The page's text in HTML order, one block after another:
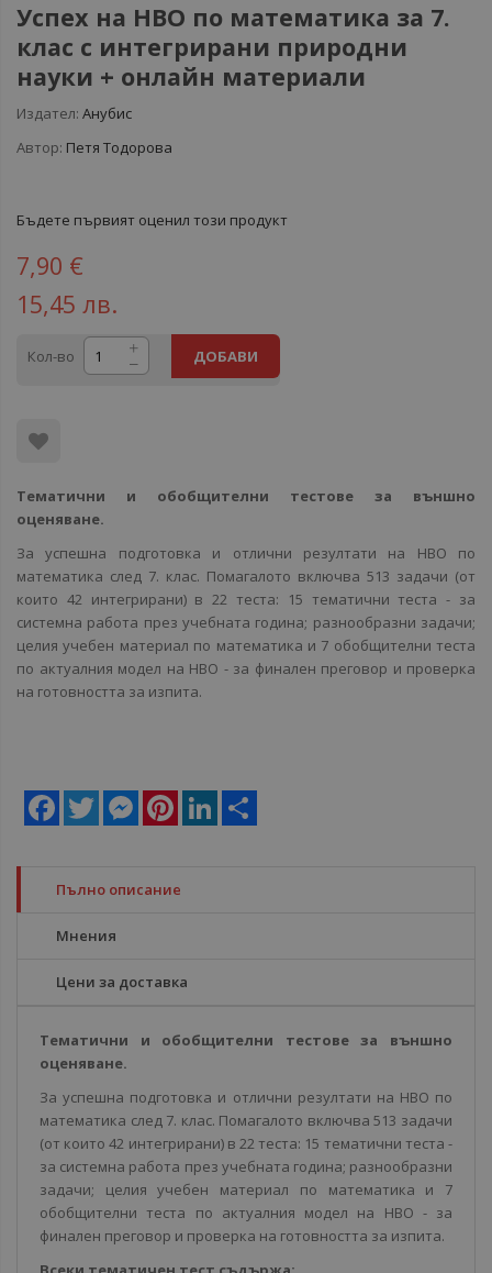
Успех на НВО по математика за 7.
клас с интегрирани природни
науки + онлайн материали
Издател: Анубис
Автор: Петя Тодорова
Бъдете първият оценил този продукт
7,90 €
15,45 лв.
Кол-во ДОБАВИ
Тематични и обобщителни тестове за външно
оценяване.
За успешна подготовка и отлични резултати на НВО по
математика след 7. клас. Помагалото включва 513 задачи (от
които 42 интегрирани) в 22 теста: 15 тематични теста - за
системна работа през учебната година; разнообразни задачи;
целия учебен материал по математика и 7 обобщителни теста
по актуалния модел на НВО - за финален преговор и проверка
на готовността за изпита.
Facebook
Twitter MessengerPinterestLinkedIn
Пълно описание
Мнения
Цени за доставка
Тематични и обобщителни тестове за външно
оценяване.
За успешна подготовка и отлични резултати на НВО по
математика след 7. клас. Помагалото включва 513 задачи
(от които 42 интегрирани) в 22 теста: 15 тематични теста -
за системна работа през учебната година; разнообразни
задачи; целия учебен материал по математика и 7
обобщителни теста по актуалния модел на НВО - за
финален преговор и проверка на готовността за изпита.